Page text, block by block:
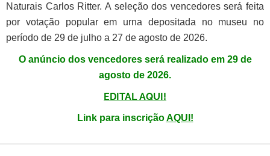
Naturais Carlos Ritter. A seleção dos vencedores será feita
por votação popular em urna depositada no museu no
período de 29 de julho a 27 de agosto de 2026.
O anúncio dos vencedores será realizado em 29 de
agosto de 2026.
EDITAL AQUI!
Link para inscriçãoAQUI!